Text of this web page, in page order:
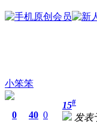
小笨笨
0 40 0
15#
发表